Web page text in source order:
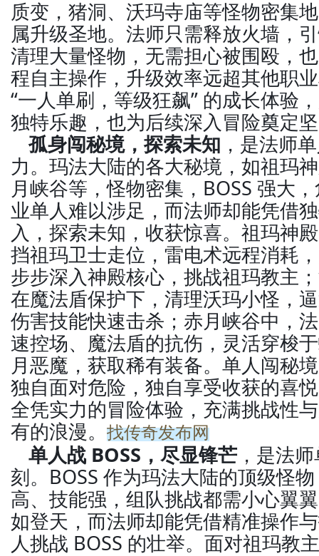
质变，猪洞、沃玛寺庙等怪物密集
属升级圣地。法师只需释放火墙，
清理大量怪物，无需担心被围殴，
程自主操作，升级效率远超其他职
“一人单刷，等级狂飙” 的成长体验
独特乐趣，也为后续深入冒险奠定
孤身闯秘境，探索未知 ，是法师
力。玛法大陆的各大秘境，如祖玛
月峡谷等，怪物密集，BOSS 强大
业单人难以涉足，而法师却能凭借
入，探索未知，收获惊喜。祖玛神
挡祖玛卫士走位，雷电术远程消耗
步步深入神殿核心，挑战祖玛教主
在魔法盾保护下，清理沃玛小怪，
伤害技能快速击杀；赤月峡谷中，
速控场、魔法盾的抗伤，灵活穿梭
月恶魔，获取稀有装备。单人闯秘
独自面对危险，独自享受收获的喜
全凭实力的冒险体验，充满挑战性
有的浪漫。 找传奇发布网
单人战 BOSS，尽显锋芒 ，是法
刻。BOSS 作为玛法大陆的顶级怪
高、技能强，组队挑战都需小心翼
如登天，而法师却能凭借精准操作
人挑战 BOSS 的壮举。面对祖玛教